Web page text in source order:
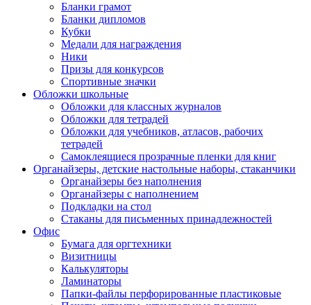
Бланки грамот
Бланки дипломов
Кубки
Медали для награждения
Ники
Призы для конкурсов
Спортивные значки
Обложки школьные
Обложки для классных журналов
Обложки для тетрадей
Обложки для учебников, атласов, рабочих
тетрадей
Самоклеящиеся прозрачные пленки для книг
Органайзеры, детские настольные наборы, стаканчики
Органайзеры без наполнения
Органайзеры с наполнением
Подкладки на стол
Стаканы для письменных принадлежностей
Офис
Бумага для оргтехники
Визитницы
Калькуляторы
Ламинаторы
Папки-файлы перфорированные пластиковые